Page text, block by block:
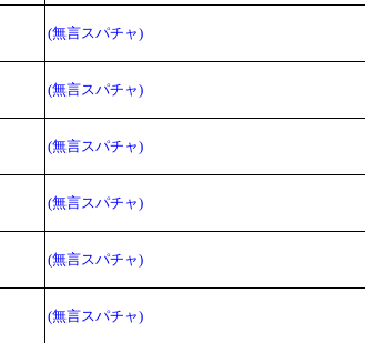
(無言スパチャ)
(無言スパチャ)
(無言スパチャ)
(無言スパチャ)
(無言スパチャ)
(無言スパチャ)